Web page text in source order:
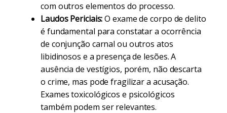
com outros elementos do processo.
Laudos Periciais:O exame de corpo de delito
é fundamental para constatar a ocorrência
de conjunção carnal ou outros atos
libidinosos e a presença de lesões. A
ausência de vestígios, porém, não descarta
o crime, mas pode fragilizar a acusação.
Exames toxicológicos e psicológicos
também podem ser relevantes.